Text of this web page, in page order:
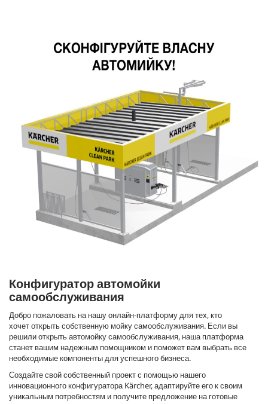
Конфигуратор автомойки
самообслуживания
Добро пожаловать на нашу онлайн-платформу для тех, кто
хочет открыть собственную мойку самообслуживания. Если вы
решили открыть автомойку самообслуживания, наша платформа
станет вашим надежным помощником и поможет вам выбрать все
необходимые компоненты для успешного бизнеса.
Создайте свой собственный проект с помощью нашего
инновационного конфигуратора Kärcher, адаптируйте его к своим
уникальным потребностям и получите предложение на готовые